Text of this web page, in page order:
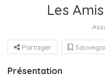
Les
Partager
Présentation